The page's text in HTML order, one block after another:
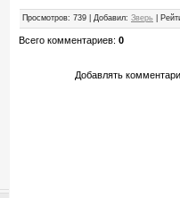
Просмотров: 739 | Добавил: Зверь
Всего комментариев: 0
Добавлять